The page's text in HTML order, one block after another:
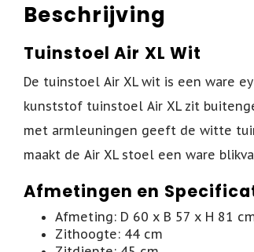
Beschrijving
Tuinstoel Air XL Wit
De tuinstoel Air XL wit is een ware
kunststof tuinstoel Air XL zit
met armleuningen geeft de witte
maakt de Air XL stoel een ware
Afmetingen en
Afmeting: D 60 x B 57 x H 81
Zithoogte: 44 cm